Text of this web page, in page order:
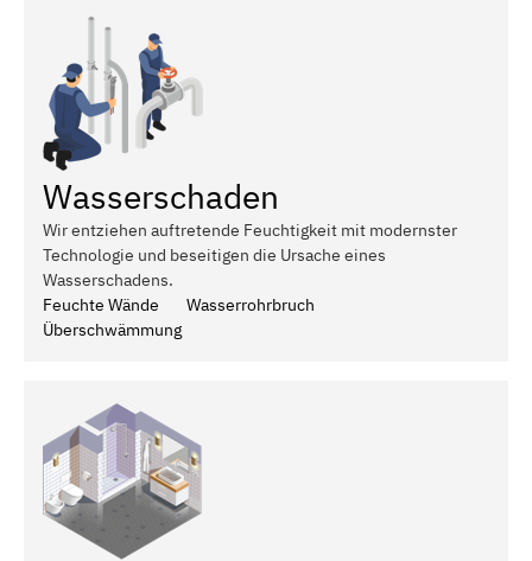
Wasserschaden
Wir entziehen auftretende Feuchtigkeit mit modernster
Technologie und beseitigen die Ursache eines
Wasserschadens.
Feuchte Wände
Wasserrohrbruch
Überschwämmung